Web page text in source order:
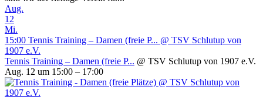
Aug.
12
Mi.
15:00 Tennis Training – Damen (freie P... @ TSV Schlutup von
1907 e.V.
Tennis Training – Damen (freie P... @ TSV Schlutup von 1907 e.V.
Aug. 12 um 15:00 – 17:00